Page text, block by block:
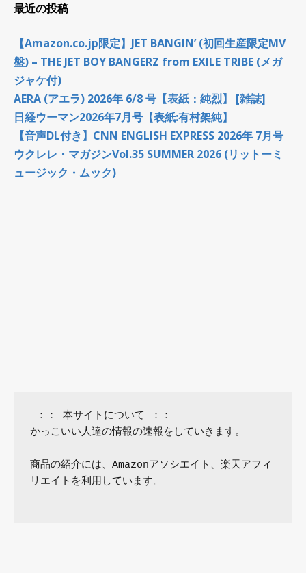
最近の投稿
【Amazon.co.jp限定】JET BANGIN’ (初回生産限定MV
盤) – THE JET BOY BANGERZ from EXILE TRIBE (メガ
ジャケ付)
AERA (アエラ) 2026年 6/8 号【表紙：純烈】 [雑誌]
日経ウーマン2026年7月号【表紙:有村架純】
【音声DL付き】CNN ENGLISH EXPRESS 2026年 7月号
ウクレレ・マガジンVol.35 SUMMER 2026 (リットーミ
ュージック・ムック)
かっこいい人達の情報の速報をしていきます。
商品の紹介には、Amazonアソシエイト、楽天アフィ
リエイトを利用しています。